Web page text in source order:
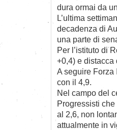
dura ormai da
L’ultima
decadenza di
una parte di
Per l’istituto di
+0,4) e distacca
A seguire Forza
con il 4,9.
Nel campo del
Progressisti
al 2,6, non
attualmente in